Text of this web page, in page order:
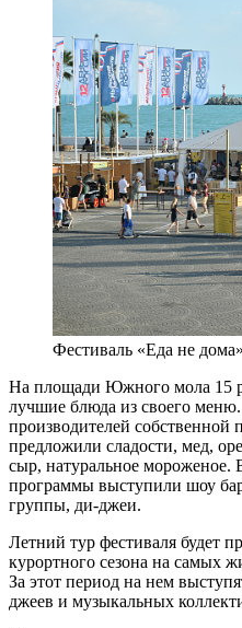
Фестиваль «Еда не
На площади Южного мола 15
лучшие блюда из своего
производителей собственной
предложили сладости, мед,
сыр, натуральное мороженое.
программы выступили шоу
группы, ди-джеи.
Летний тур фестиваля будет
курортного сезона на самых
За этот период на нем
джеев и музыкальных